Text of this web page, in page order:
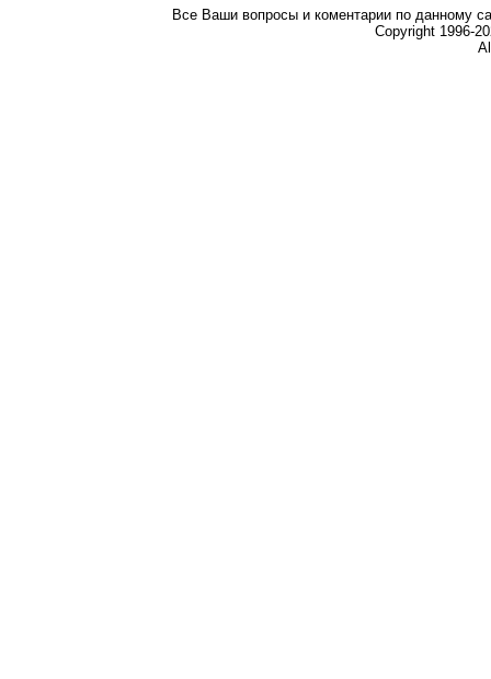
Все Ваши вопросы и коментарии по данному
Copyright 1996-